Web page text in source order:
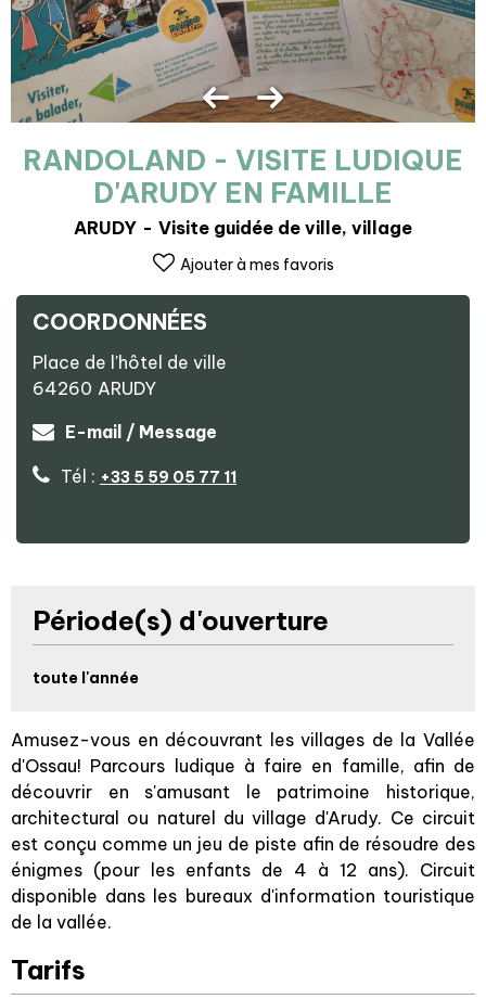
RANDOLAND - VISITE LUDIQUE
D'ARUDY EN FAMILLE
ARUDY Visite guidée de ville, village
Ajouter à mes favoris
COORDONNÉES
Place de l'hôtel de ville
64260 ARUDY
E-mail / Message
Tél : +33 5 59 05 77 11
Période(s) d'ouverture
toute l'année
Amusez-vous en découvrant les villages de la Vallée
d'Ossau! Parcours ludique à faire en famille, afin de
découvrir en s'amusant le patrimoine historique,
architectural ou naturel du village d'Arudy. Ce circuit
est conçu comme un jeu de piste afin de résoudre des
énigmes (pour les enfants de 4 à 12 ans). Circuit
disponible dans les bureaux d'information touristique
de la vallée.
Tarifs